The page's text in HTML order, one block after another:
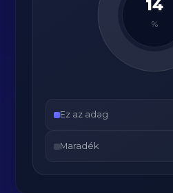
14
%
Ez az adag
Maradék